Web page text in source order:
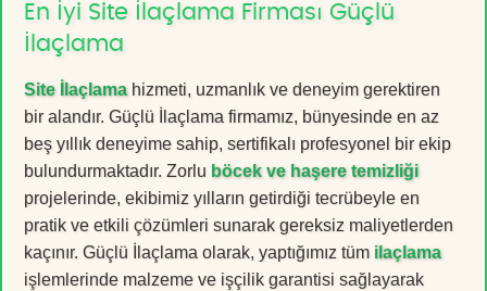
En İyi Site İlaçlama Firması Güçlü
İlaçlama
Site İlaçlamahizmeti, uzmanlık ve deneyim gerektiren
bir alandır. Güçlü İlaçlama firmamız, bünyesinde en az
beş yıllık deneyime sahip, sertifikalı profesyonel bir ekip
bulundurmaktadır. Zorlu böcek ve haşere temizliği
projelerinde, ekibimiz yılların getirdiği tecrübeyle en
pratik ve etkili çözümleri sunarak gereksiz maliyetlerden
kaçınır. Güçlü İlaçlama olarak, yaptığımız tüm ilaçlama
işlemlerinde malzeme ve işçilik garantisi sağlayarak